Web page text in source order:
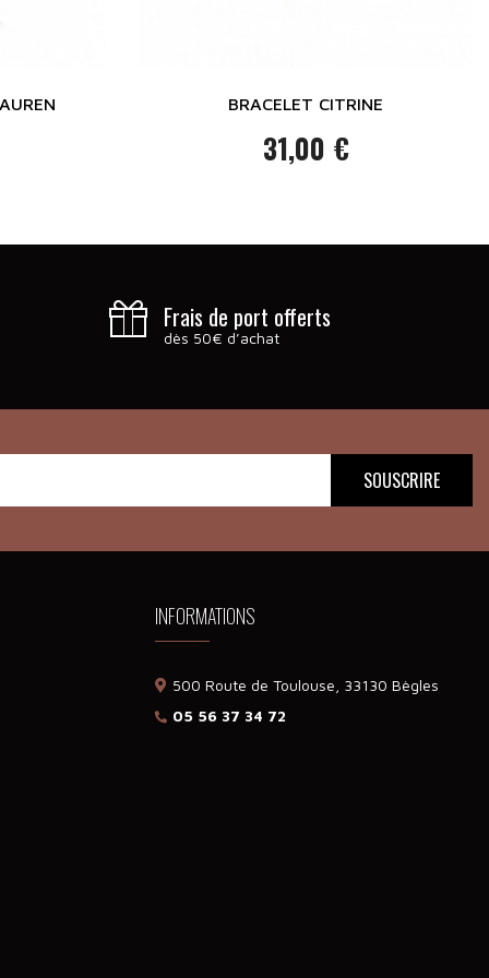
BRACELET CITRINE
Prix
31,00 €
Frais de port offerts
dès 50€ d’achat
INFORMATIONS
500 Route de Toulouse, 33130 Bègles
05 56 37 34 72